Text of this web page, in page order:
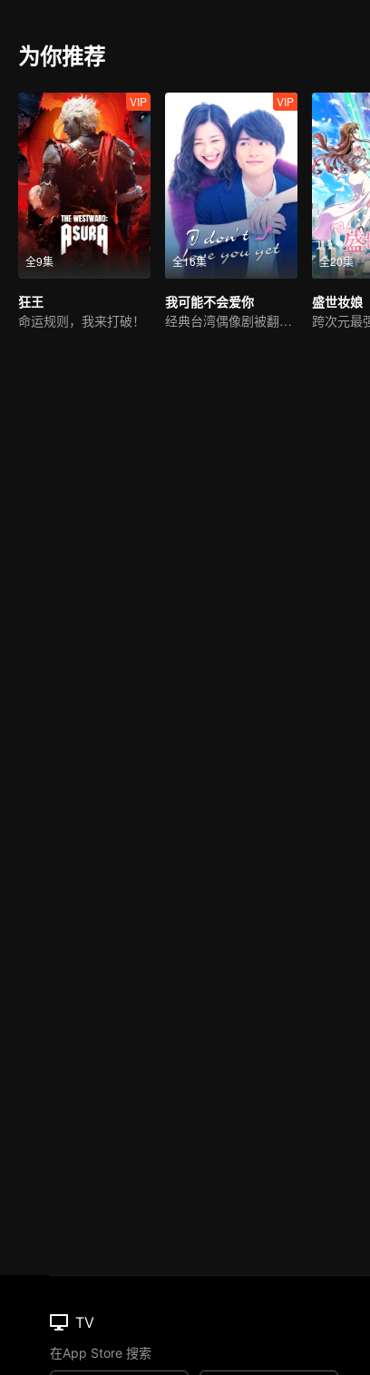
为你推荐
全9集
VIP
狂王
命运规则，我来打破！
全16集
VIP
我可能不会爱你
经典台湾偶像剧被翻拍成日剧
全20集
盛世妆娘
跨次元最
TV
在App Store 搜索